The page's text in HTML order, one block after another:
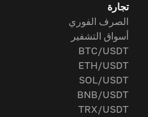
تجارة
الصرف الفوري
أسواق التشفير
BTC/USDT
ETH/USDT
SOL/USDT
BNB/USDT
TRX/USDT